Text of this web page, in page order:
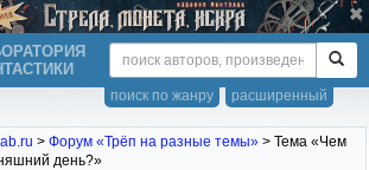
расширенный
поиск по жанру
> Форум «Трёп на разные темы» > Тема «Чем
день?»